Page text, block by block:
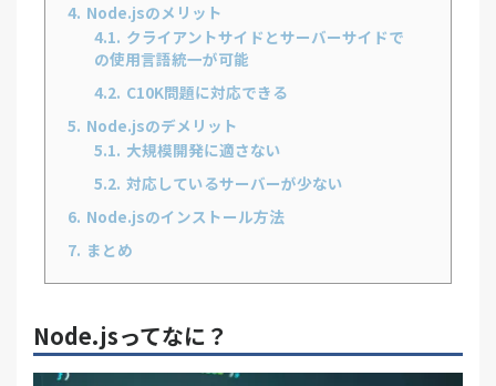
4. Node.jsのメリット
4.1. クライアントサイドとサーバーサイドで
の使用言語統一が可能
4.2. C10K問題に対応できる
5. Node.jsのデメリット
5.1. 大規模開発に適さない
5.2. 対応しているサーバーが少ない
6. Node.jsのインストール方法
7. まとめ
Node.jsってなに？